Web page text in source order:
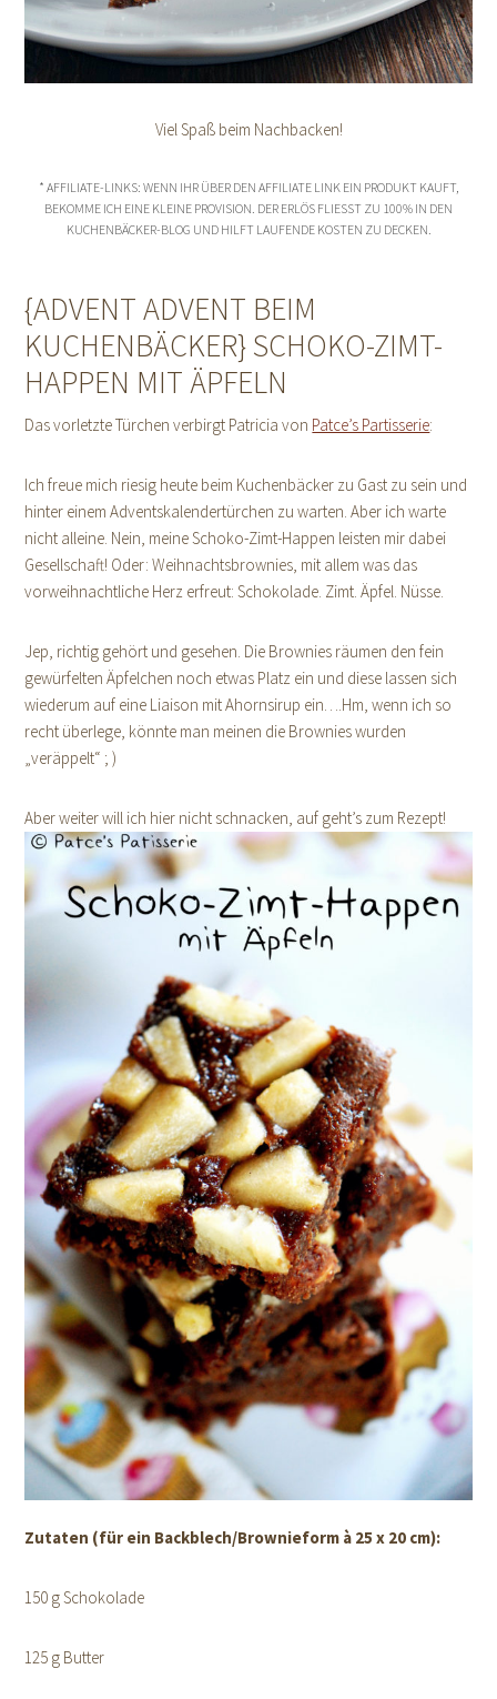
Viel Spaß beim Nachbacken!
* AFFILIATE-LINKS: WENN IHR ÜBER DEN AFFILIATE LINK EIN PRODUKT KAUFT,
BEKOMME ICH EINE KLEINE PROVISION. DER ERLÖS FLIESST ZU 100% IN DEN
KUCHENBÄCKER-BLOG UND HILFT LAUFENDE KOSTEN ZU DECKEN.
{ADVENT ADVENT BEIM
KUCHENBÄCKER} SCHOKO-ZIMT-
HAPPEN MIT ÄPFELN
Das vorletzte Türchen verbirgt Patricia von Patce’s Partisserie:
Ich freue mich riesig heute beim Kuchenbäcker zu Gast zu sein und
hinter einem Adventskalendertürchen zu warten. Aber ich warte
nicht alleine. Nein, meine Schoko-Zimt-Happen leisten mir dabei
Gesellschaft! Oder: Weihnachtsbrownies, mit allem was das
vorweihnachtliche Herz erfreut: Schokolade. Zimt. Äpfel. Nüsse.
Jep, richtig gehört und gesehen. Die Brownies räumen den fein
gewürfelten Äpfelchen noch etwas Platz ein und diese lassen sich
wiederum auf eine Liaison mit Ahornsirup ein….Hm, wenn ich so
recht überlege, könnte man meinen die Brownies wurden
„veräppelt“ ; )
Aber weiter will ich hier nicht schnacken, auf geht’s zum Rezept!
Zutaten (für ein Backblech/Brownieform à 25 x 20 cm):
150 g Schokolade
125 g Butter